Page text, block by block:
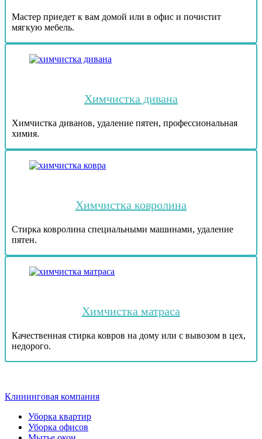
Мастер приедет к вам домой или в офис и почистит
мягкую мебель.
Химчистка дивана
Химчистка диванов, удаление пятен, профессиональная
химия.
Химчистка ковролина
Стирка ковролина специальными машинами, удаление
пятен.
Химчистка матраса
Качественная стирка ковров на дому или с вывозом в цех,
недорого.
Клининговая компания
Уборка квартир
Уборка офисов